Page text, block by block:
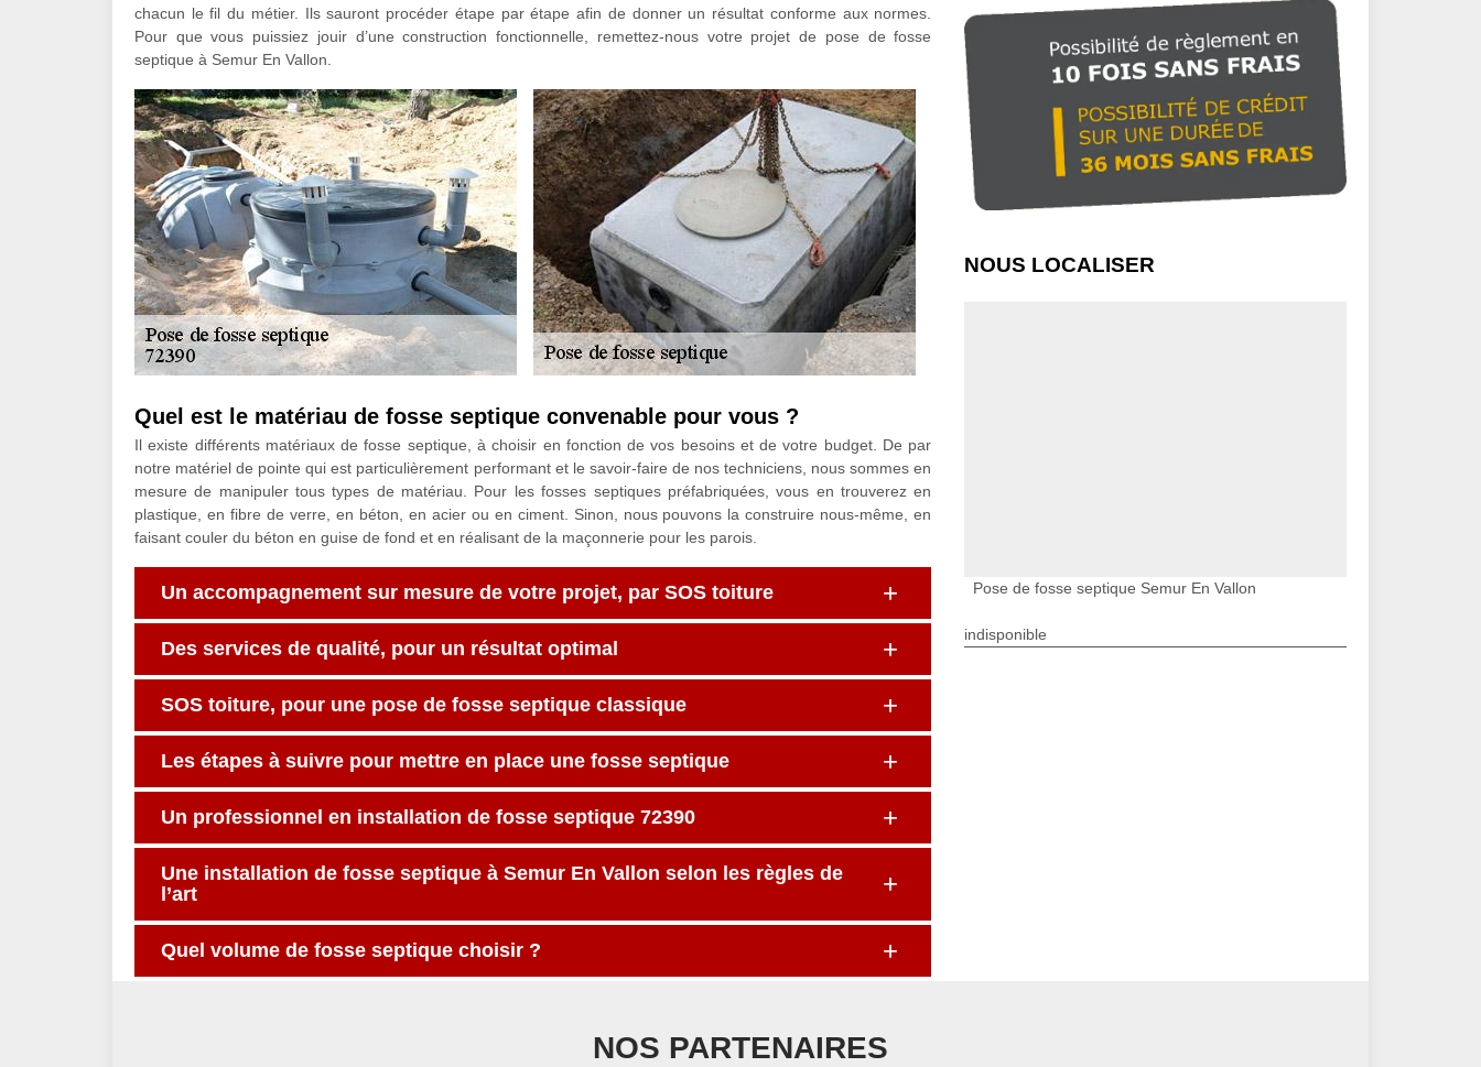
chacun le fil du métier. Ils sauront procéder étape par étape afin de donner un résultat conforme aux normes.
Pour que vous puissiez jouir d’une construction fonctionnelle, remettez-nous votre projet de pose de fosse
septique à Semur En Vallon.
Quel est le matériau de fosse septique convenable pour vous ?
Il existe différents matériaux de fosse septique, à choisir en fonction de vos besoins et de votre budget. De par
notre matériel de pointe qui est particulièrement performant et le savoir-faire de nos techniciens, nous sommes en
mesure de manipuler tous types de matériau. Pour les fosses septiques préfabriquées, vous en trouverez en
plastique, en fibre de verre, en béton, en acier ou en ciment. Sinon, nous pouvons la construire nous-même, en
faisant couler du béton en guise de fond et en réalisant de la maçonnerie pour les parois.
Un accompagnement sur mesure de votre projet, par SOS toiture
Des services de qualité, pour un résultat optimal
SOS toiture, pour une pose de fosse septique classique
Les étapes à suivre pour mettre en place une fosse septique
Un professionnel en installation de fosse septique 72390
Une installation de fosse septique à Semur En Vallon selon les règles de
l’art
Quel volume de fosse septique choisir ?
NOUS LOCALISER
Pose de fosse septique Semur En Vallon
indisponible
NOS PARTENAIRES